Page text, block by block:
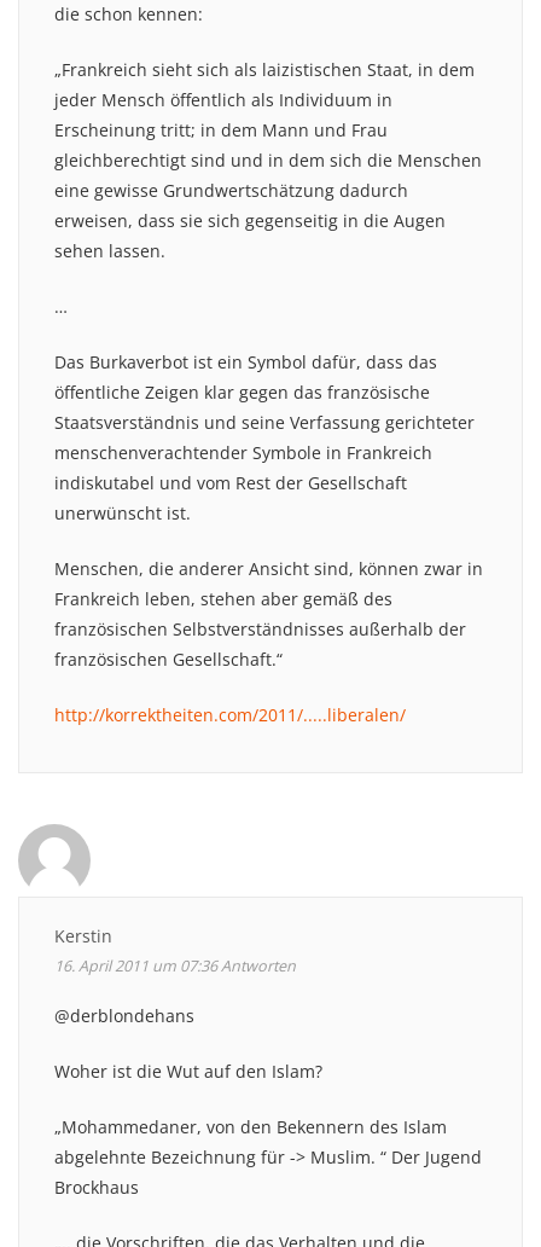
die schon kennen:
„Frankreich sieht sich als laizistischen Staat, in dem
jeder Mensch öffentlich als Individuum in
Erscheinung tritt; in dem Mann und Frau
gleichberechtigt sind und in dem sich die Menschen
eine gewisse Grundwertschätzung dadurch
erweisen, dass sie sich gegenseitig in die Augen
sehen lassen.
…
Das Burkaverbot ist ein Symbol dafür, dass das
öffentliche Zeigen klar gegen das französische
Staatsverständnis und seine Verfassung gerichteter
menschenverachtender Symbole in Frankreich
indiskutabel und vom Rest der Gesellschaft
unerwünscht ist.
Menschen, die anderer Ansicht sind, können zwar in
Frankreich leben, stehen aber gemäß des
französischen Selbstverständnisses außerhalb der
französischen Gesellschaft.“
http://korrektheiten.com/2011/.....liberalen/
Kerstin
16. April 2011 um 07:36Antworten
@derblondehans
Woher ist die Wut auf den Islam?
„Mohammedaner, von den Bekennern des Islam
abgelehnte Bezeichnung für -> Muslim. “ Der Jugend
Brockhaus
„.. die Vorschriften, die das Verhalten und die